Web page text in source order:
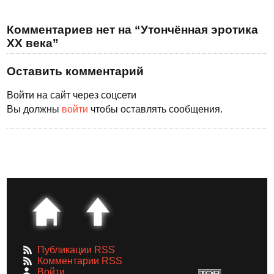
Комментариев нет на “Утончённая эротика
XX века”
Оставить комментарий
Войти на сайт через соцсети
Вы должны войти чтобы оставлять сообщения.
Публикации RSS
Комментарии RSS